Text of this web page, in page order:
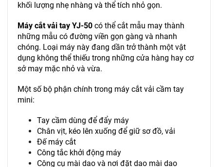
khối lượng nhẹ nhàng và thể tích nhỏ gọn.
Máy cắt vải tay YJ-50 có thể cắt mẫu may thành
những mẫu có đường viền gọn gàng và nhanh
chóng. Loại máy này đang dần trở thành một vật
dụng không thể thiếu trong những cửa hàng hay cơ
sở may mặc nhỏ và vừa.
Một số bộ phận chính trong máy cắt vải cầm tay
mini:
Tay cầm dùng để đẩy máy
Chân vịt, kéo lên xuống để giữ sơ đồ, vải
Đế máy cắt
Công tắc khởi động máy
Công cụ mài dao và nơi đặt dao mài dao